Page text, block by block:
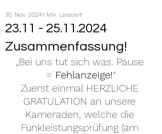
23.11 - 25.11.2024
Zusammenfassung!
30. Nov. 20241 Min. Lesezeit
„Bei uns tut sich was. Pause
= Fehlanzeige!“
Zuerst einmal HERZLICHE
GRATULATION an unsere
Kameraden, welche die
Funkleistungsprüfung (am